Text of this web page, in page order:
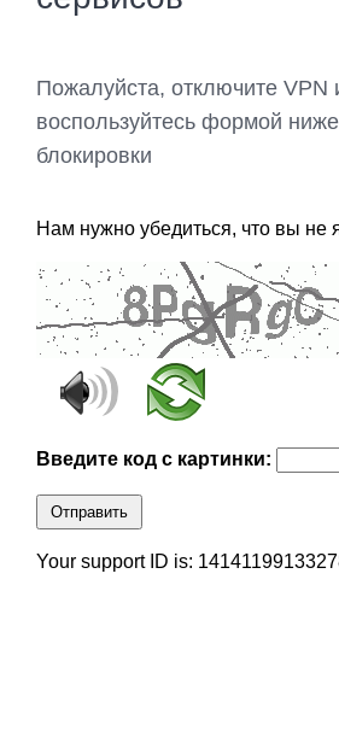
Пожалуйста, отключите VPN
воспользуйтесь формой
блокировки
Нам нужно убедиться, что вы не
Введите код с картинки:
Отправить
Your support ID is: